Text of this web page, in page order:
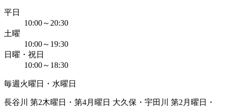
平日
10:00～20:30
土曜
10:00～19:30
日曜・祝日
10:00～18:30
毎週火曜日・水曜日
長谷川 第2木曜日・第4月曜日 大久保・宇田川 第2月曜日・